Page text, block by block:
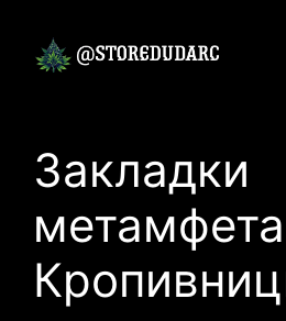
содержимому
Закладки